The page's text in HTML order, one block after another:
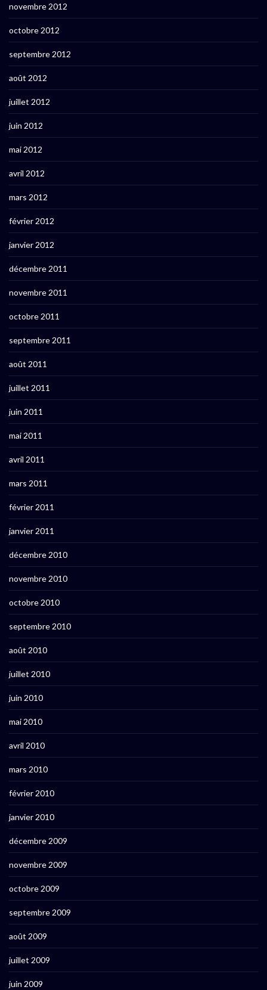
novembre 2012
octobre 2012
septembre 2012
août 2012
juillet 2012
juin 2012
mai 2012
avril 2012
mars 2012
février 2012
janvier 2012
décembre 2011
novembre 2011
octobre 2011
septembre 2011
août 2011
juillet 2011
juin 2011
mai 2011
avril 2011
mars 2011
février 2011
janvier 2011
décembre 2010
novembre 2010
octobre 2010
septembre 2010
août 2010
juillet 2010
juin 2010
mai 2010
avril 2010
mars 2010
février 2010
janvier 2010
décembre 2009
novembre 2009
octobre 2009
septembre 2009
août 2009
juillet 2009
juin 2009